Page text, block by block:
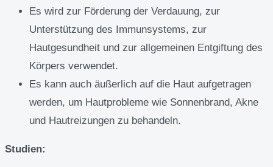
Es wird zur Förderung der Verdauung, zur
Unterstützung des Immunsystems, zur
Hautgesundheit und zur allgemeinen Entgiftung des
Körpers verwendet.
Es kann auch äußerlich auf die Haut aufgetragen
werden, um Hautprobleme wie Sonnenbrand, Akne
und Hautreizungen zu behandeln.
Studien: